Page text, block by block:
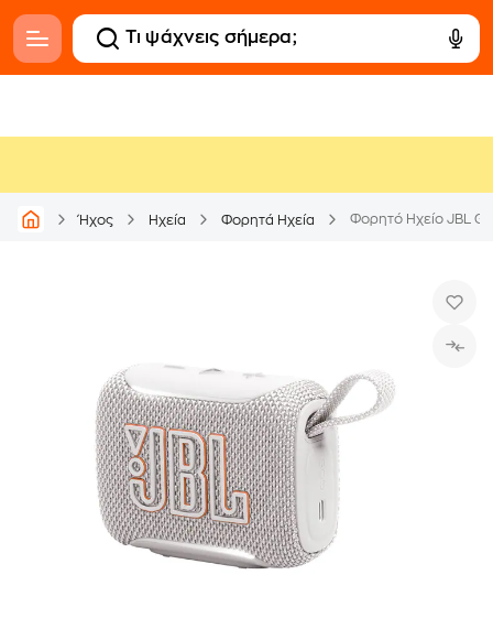
Ήχος Ηχεία Φορητά Ηχεία Φορητό Ηχείο JBL